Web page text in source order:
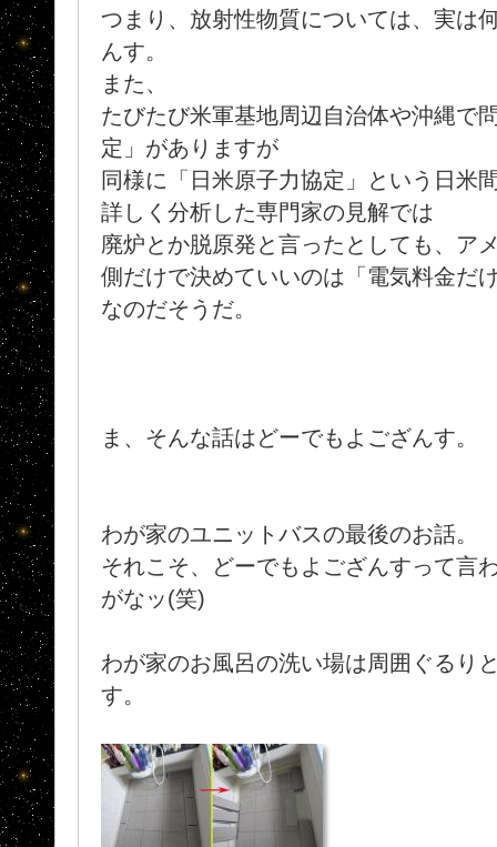
つまり、放射性物質については、実は
んす。
また、
たびたび米軍基地周辺自治体や沖縄で
定」がありますが
同様に「日米原子力協定」という日米
詳しく分析した専門家の見解では
廃炉とか脱原発と言ったとしても、ア
側だけで決めていいのは「電気料金だ
なのだそうだ。
ま、そんな話はどーでもよござんす。
わが家のユニットバスの最後のお話。
それこそ、どーでもよござんすって言
がなッ(笑)
わが家のお風呂の洗い場は周囲ぐるり
す。